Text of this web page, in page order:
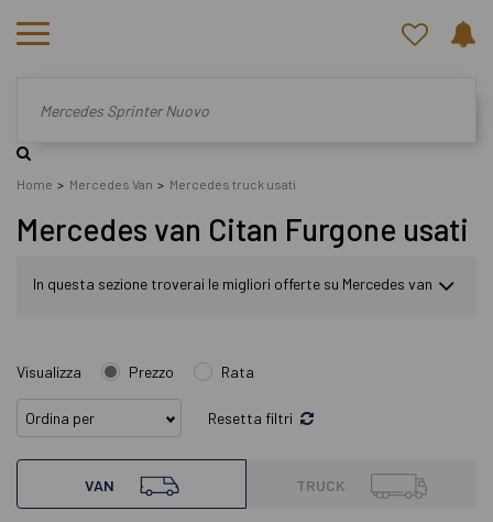
Home Mercedes Van Mercedes truck usati
Mercedes van Citan Furgone usati
In questa sezione troverai le migliori offerte su Mercedes van
disposizione Mercedes van Citan Furgone con varie fasce di
Visualizza Prezzo Rata
Resetta filtri
VAN TRUCK